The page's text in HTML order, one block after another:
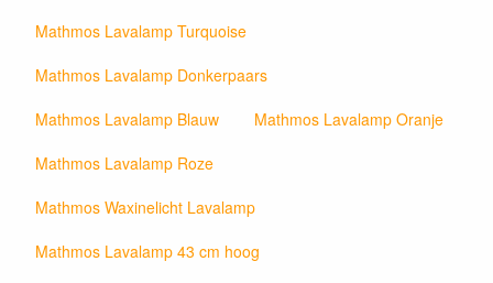
Mathmos Lavalamp Turquoise
Mathmos Lavalamp Donkerpaars
Mathmos Lavalamp Blauw
Mathmos Lavalamp Oranje
Mathmos Lavalamp Roze
Mathmos Waxinelicht Lavalamp
Mathmos Lavalamp 43 cm hoog